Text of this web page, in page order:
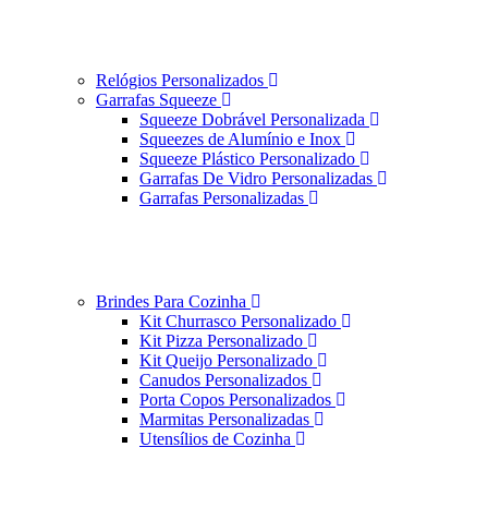
Relógios Personalizados
Garrafas Squeeze
Squeeze Dobrável Personalizada
Squeezes de Alumínio e Inox
Squeeze Plástico Personalizado
Garrafas De Vidro Personalizadas
Garrafas Personalizadas
Brindes Para Cozinha
Kit Churrasco Personalizado
Kit Pizza Personalizado
Kit Queijo Personalizado
Canudos Personalizados
Porta Copos Personalizados
Marmitas Personalizadas
Utensílios de Cozinha